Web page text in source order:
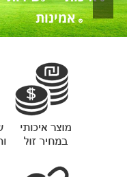
אמינות